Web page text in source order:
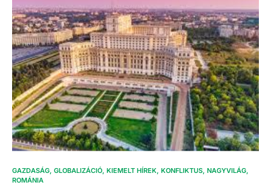
GAZDASÁG GLOBALIZÁCIÓ KIEMELT HÍREK KONFLIKTUS NAGYVILÁG
ROMÁNIA